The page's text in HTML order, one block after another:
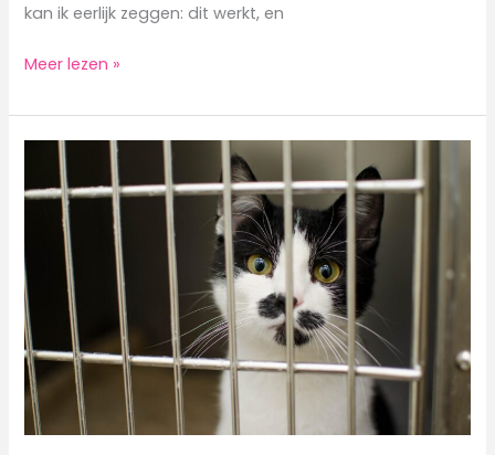
kan ik eerlijk zeggen: dit werkt, en
Woolsocks
Cashback
op
dierenbenodigheden
Meer lezen »